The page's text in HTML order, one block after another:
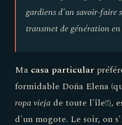
gardiens d'un savoir-faire
transmet de génération
Ma casa particular
formidable Doña Elena
ropa vieja de toute l'île!!),
d'un mogote. Le soir, on